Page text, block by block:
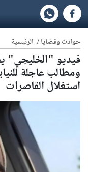
حوادث وقضايا/ الرئيسية
فيديو "الخليجي"
ومطالب عاجلة
استغلال القاصرات